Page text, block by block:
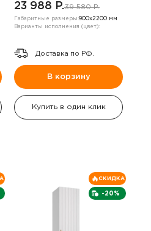
23 988 P.39 580 P.
Габаритные размеры:900х2200 мм
Варианты исполнения (цвет):
Доставка по РФ.
В корзину
Купить в один клик
-20%
СКИДКА